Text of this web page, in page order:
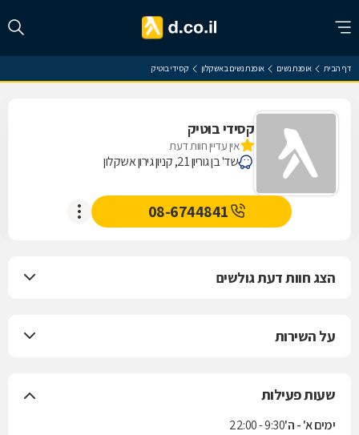
דף הבית אופנת נשים אופנת נשים באשקלון קסידי בוטיק
קסידי בוטיק
אין עדיין חוות דעת
שד' בן גוריון 21, קניון גירון אשקלון
08-6744841
הצג חוות דעת גולשים
על השירות
שעות פעילות
ימים א' - ה'9:30 - 22:00